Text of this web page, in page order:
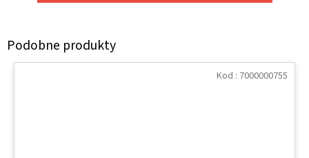
Kod : 7000000755